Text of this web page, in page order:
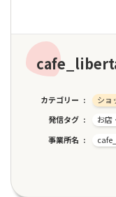
カテゴリー
ショ
発信タグ
お店
事業所名